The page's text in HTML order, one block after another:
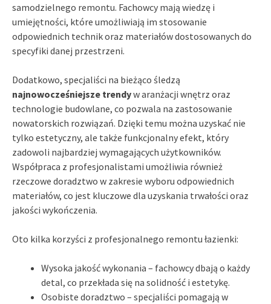
samodzielnego remontu. Fachowcy mają wiedzę i
umiejętności, które umożliwiają im stosowanie
odpowiednich technik oraz materiałów dostosowanych do
specyfiki danej przestrzeni.
Dodatkowo, specjaliści na bieżąco śledzą
najnowocześniejsze trendyw aranżacji wnętrz oraz
technologie budowlane, co pozwala na zastosowanie
nowatorskich rozwiązań. Dzięki temu można uzyskać nie
tylko estetyczny, ale także funkcjonalny efekt, który
zadowoli najbardziej wymagających użytkowników.
Współpraca z profesjonalistami umożliwia również
rzeczowe doradztwo w zakresie wyboru odpowiednich
materiałów, co jest kluczowe dla uzyskania trwałości oraz
jakości wykończenia.
Oto kilka korzyści z profesjonalnego remontu łazienki:
Wysoka jakość wykonania – fachowcy dbają o każdy
detal, co przekłada się na solidność i estetykę.
Osobiste doradztwo – specjaliści pomagają w